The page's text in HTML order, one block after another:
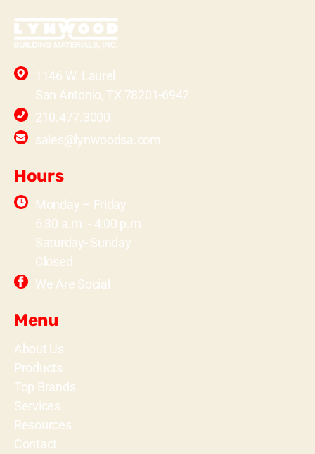
1146 W. Laurel
San Antonio, TX 78201-6942
210.477.3000
sales@lynwoodsa.com
Hours
Monday – Friday
6:30 a.m. - 4:00 p.m
Saturday- Sunday
Closed
We Are Social
Menu
About Us
Products
Top Brands
Services
Resources
Contact